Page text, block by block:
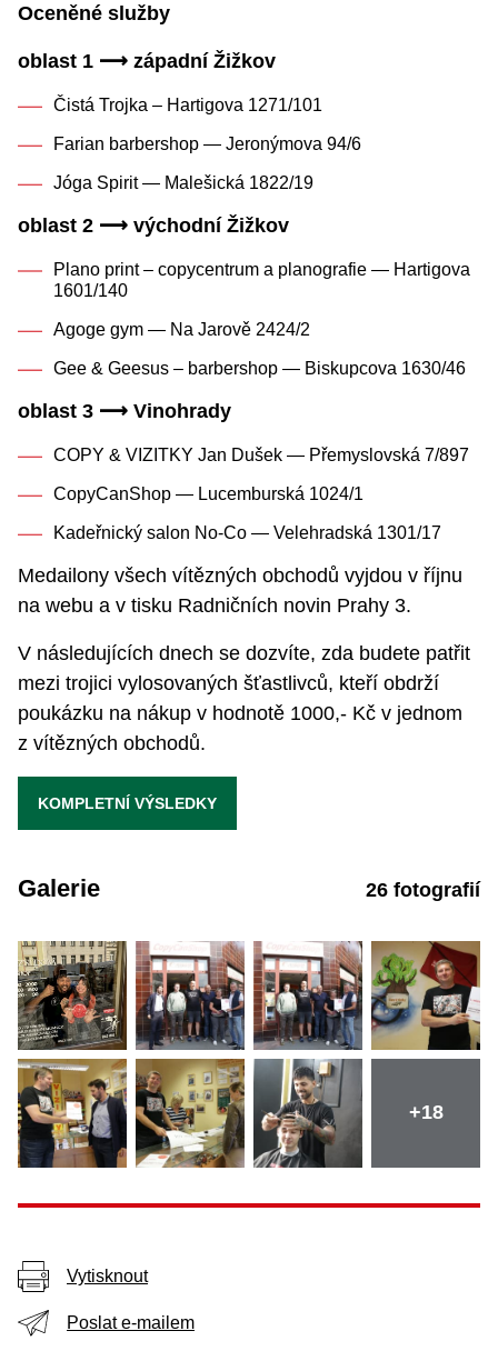
Oceněné služby
oblast 1 ⟶ západní Žižkov
Čistá Trojka – Hartigova 1271/101
Farian barbershop — Jeronýmova 94/6
Jóga Spirit — Malešická 1822/19
oblast 2 ⟶ východní Žižkov
Plano print – copycentrum a planografie — Hartigova
1601/140
Agoge gym — Na Jarově 2424/2
Gee & Geesus – barbershop — Biskupcova 1630/46
oblast 3 ⟶ Vinohrady
COPY & VIZITKY Jan Dušek — Přemyslovská 7/897
CopyCanShop — Lucemburská 1024/1
Kadeřnický salon No-Co — Velehradská 1301/17
Medailony všech vítězných obchodů vyjdou v říjnu
na webu a v tisku Radničních novin Prahy 3.
V následujících dnech se dozvíte, zda budete patřit
mezi trojici vylosovaných šťastlivců, kteří obdrží
poukázku na nákup v hodnotě 1000,- Kč v jednom
z vítězných obchodů.
KOMPLETNÍ VÝSLEDKY
Galerie 26 fotografií
+18
Vytisknout
Poslat e-mailem